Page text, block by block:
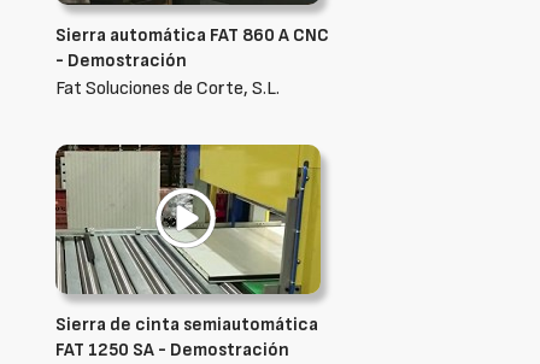
Sierra automática FAT 860 A CNC
- Demostración
Fat Soluciones de Corte, S.L.
Sierra de cinta semiautomática
FAT 1250 SA - Demostración